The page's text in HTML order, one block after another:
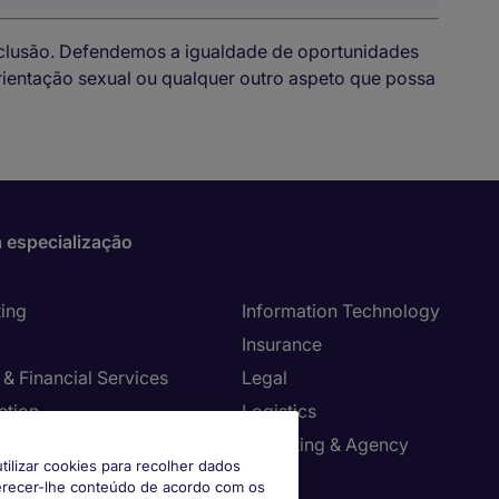
Defendemos a igualdade de oportunidades
sexual ou qualquer outro aspeto que possa
especialização
Financial Services
Service
Information Technology
Insurance
Legal
Logistics
Marketing & Agency
Moda
cookies para recolher dados
lhe conteúdo de acordo com os